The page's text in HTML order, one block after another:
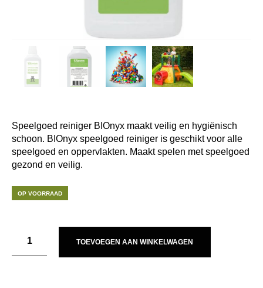
Speelgoed reiniger BIOnyx maakt veilig en hygiënisch
schoon. BIOnyx speelgoed reiniger is geschikt voor alle
speelgoed en oppervlakten. Maakt spelen met speelgoed
gezond en veilig.
OP VOORRAAD
TOEVOEGEN AAN WINKELWAGEN